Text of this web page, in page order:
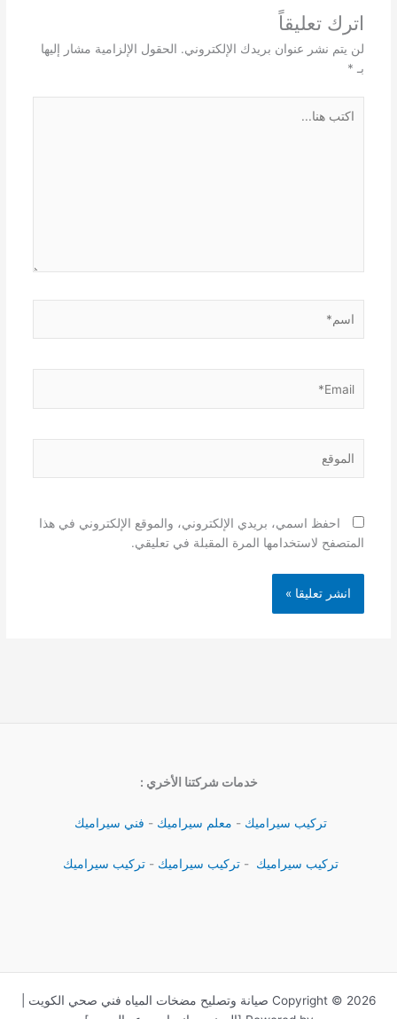
اترك تعليقاً
لن يتم نشر عنوان بريدك الإلكتروني. الحقول الإلزامية مشار إليها
بـ *
هنا...
احفظ اسمي، بريدي الإلكتروني، والموقع الإلكتروني في هذا
المتصفح لاستخدامها المرة المقبلة في تعليقي.
خدمات شركتنا الأخري :
تركيب سيراميك - معلم سيراميك - فني سيراميك
تركيب سيراميك - تركيب سيراميك -تركيب سيراميك
Copyright © 2026 صيانة وتصليح مضخات المياه فني صحي الكويت |